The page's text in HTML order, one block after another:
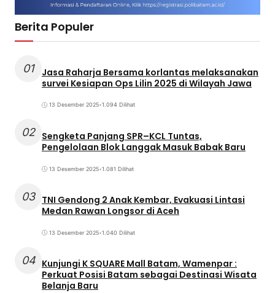
Berita Populer
01
Jasa Raharja Bersama korlantas melaksanakan
survei Kesiapan Ops Lilin 2025 di Wilayah Jawa
13 Desember 2025•1.094 Dilihat
02 Sengketa Panjang SPR–KCL Tuntas,
Pengelolaan Blok Langgak Masuk Babak Baru
13 Desember 2025•1.081 Dilihat
03 TNI Gendong 2 Anak Kembar, Evakuasi Lintasi
Medan Rawan Longsor di Aceh
13 Desember 2025•1.040 Dilihat
04 Kunjungi K SQUARE Mall Batam, Wamenpar :
Perkuat Posisi Batam sebagai Destinasi Wisata
Belanja Baru